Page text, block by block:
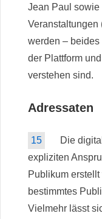
Jean Paul
Veranstaltungen
werden –
der Plattform
verstehen sind.
Adressaten
15
Die
expliziten
Publikum
bestimmtes
Vielmehr lässt